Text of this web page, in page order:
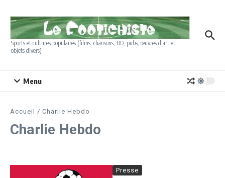
Sports et cultures populaires (films, chansons, BD, pubs, œuvres d'art et
objets divers)
Menu
Accueil / Charlie Hebdo
Charlie Hebdo
Presse